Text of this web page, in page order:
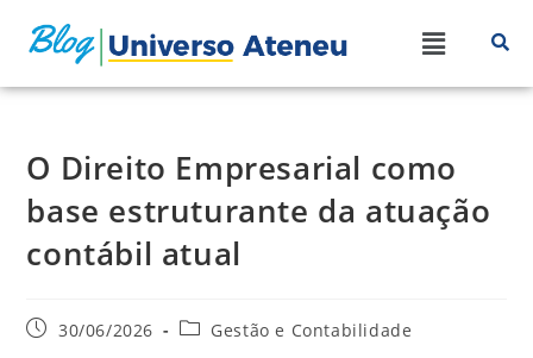
O Direito Empresarial como
base estruturante da atuação
contábil atual
30/06/2026 Gestão e Contabilidade